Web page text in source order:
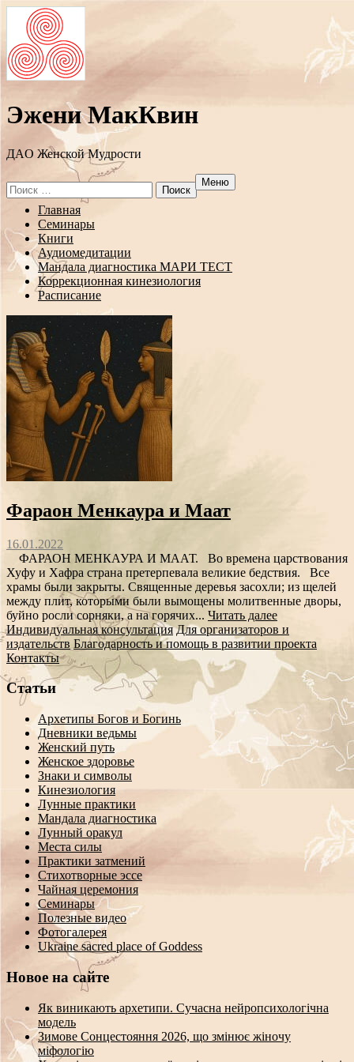
Эжени МакКвин
ДAO Женской Мудрости
Search
for:
Меню
Перейти
содержанию
Главная
Семинары
Книги
Аудиомедитации
Мандала диагностика МАРИ ТЕСТ
Коррекционная кинезиология
Расписание
Фараон Менкаура и Маат
16.01.2022
ФАРАОН МЕНКАУРА И МААТ. Во времена царствования
Хуфу и Хафра страна претерпевала великие бедствия. Все
храмы были закрыты. Священные деревья засохли; из щелей
между плит, которыми были вымощены молитвенные дворы,
буйно росли сорняки, а на горячих... Читать далее
Индивидуальная консультация Для организаторов и
издательств Благодарность и помощь в развитии проекта
Контакты
Статьи
Архетипы Богов и Богинь
Дневники ведьмы
Женский путь
Женское здоровье
Знаки и символы
Кинезиология
Лунные практики
Мандала диагностика
Лунный оракул
Места силы
Практики затмений
Стихотворные эссе
Чайная церемония
Семинары
Полезные видео
Фотогалерея
Ukraine sacred place of Goddess
Новое на сайте
Як виникають архетипи. Сучасна нейропсихологічна
модель
Зимове Сонцестояння 2026, що змінює жіночу
міфологію